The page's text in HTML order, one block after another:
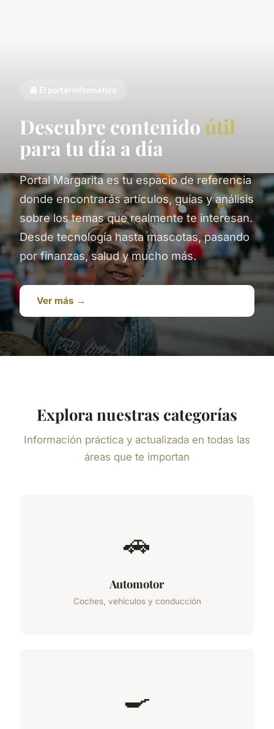
📰 El portal informativo
Descubre contenidoútil
para tu día a día
Portal Margarita es tu espacio de referencia
donde encontrarás artículos, guías y análisis
sobre los temas que realmente te interesan.
Desde tecnología hasta mascotas, pasando
por finanzas, salud y mucho más.
Ver más →
Explora nuestras categorías
Información práctica y actualizada en todas las
áreas que te importan
🚗
Automotor
Coches, vehículos y conducción
🍳